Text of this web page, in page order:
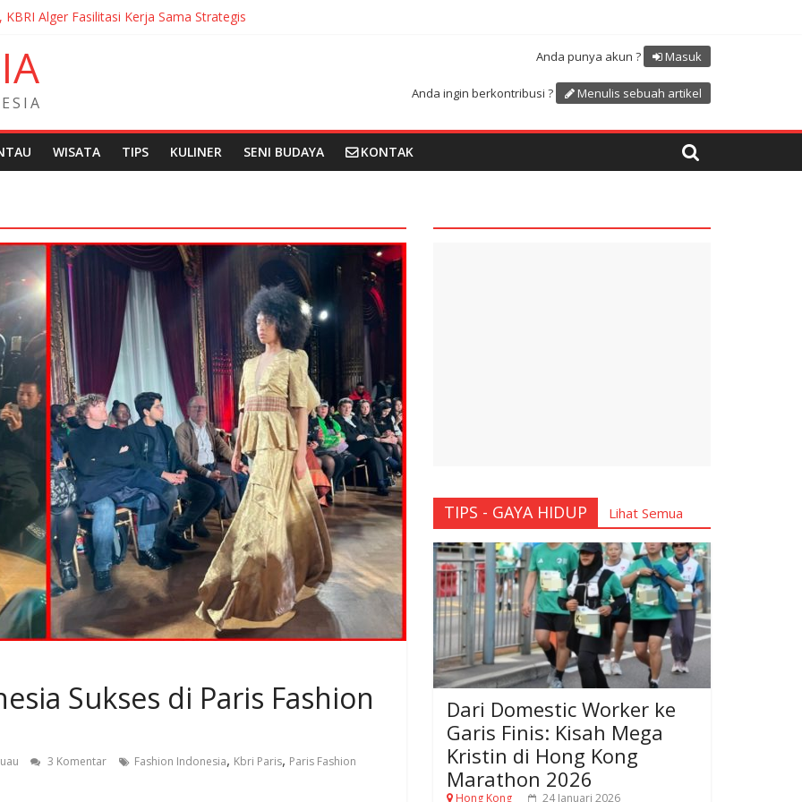
Alger Fasilitasi Kerja Sama Strategis
Merah Putih sepanjang 50 Meter di Brick Hill Hong Kong untuk menyambut HUT RI ke 81
Film Festival 2026 Montréal Kanada
Indonesia kepada Komunitas Paroki di Angola
IA
ES I A
Anda punya akun ? Masuk
Anda ingin berkontribusi ? Menulis sebuah artikel
WISATA TIPS KULINER SENI BUDAYA KONTAK
Sukses di Paris Fashion
3 Komentar Fashion Indonesia, Kbri Paris, Paris Fashion
TIPS - GAYA HIDUP Lihat Semua
Dari Domestic Worker ke
Garis Finis: Kisah Mega
Kristin di Hong Kong
Marathon 2026
Hong Kong
24 Januari 2026